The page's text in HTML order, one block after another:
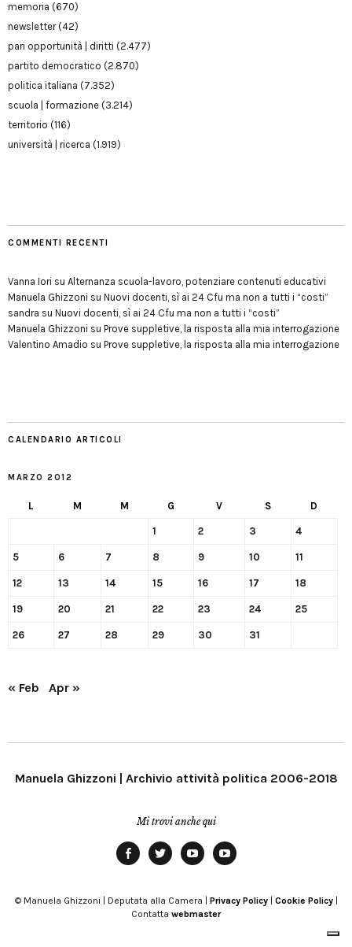
memoria (670)
newsletter(42)
pari opportunità | diritti (2.477)
partito democratico (2.870)
politica italiana (7.352)
scuola | formazione (3.214)
territorio (116)
università | ricerca (1.919)
COMMENTI RECENTI
Vanna Iori su Alternanza scuola-lavoro, potenziare contenuti educativi
Manuela Ghizzoni su Nuovi docenti, sì ai 24 Cfu ma non a tutti i “costi”
sandra su Nuovi docenti, sì ai 24 Cfu ma non a tutti i “costi”
Manuela Ghizzoni su Prove suppletive, la risposta alla mia interrogazione
Valentino Amadio su Prove suppletive, la risposta alla mia interrogazione
CALENDARIO ARTICOLI
MARZO 2012
L M M G V S D
1 2 3 4
5 6 7 8 9 10 11
12 13 14 15 16 17 18
19 20 21 22 23 24 25
26 27 28 29 30 31
« Feb Apr »
Manuela Ghizzoni | Archivio attività politica 2006-2018
Mi trovi anche qui
Modena
© Manuela Ghizzoni | Deputata alla Camera | Privacy Policy| Cookie Policy|
Contatta webmaster